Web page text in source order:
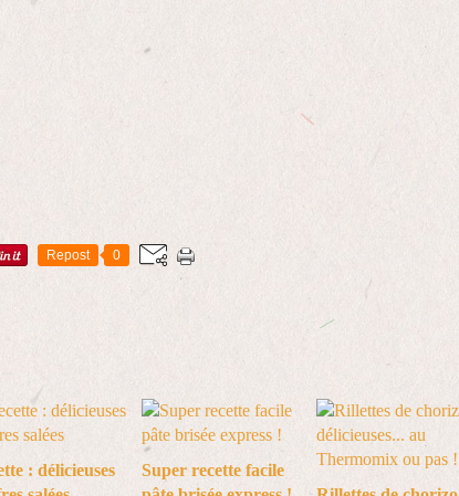
Repost 0
: délicieuses
Super recette facile